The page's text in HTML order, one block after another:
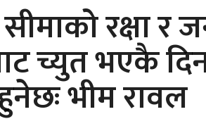
रक्षा र
च्युत भएकै
भीम रावल